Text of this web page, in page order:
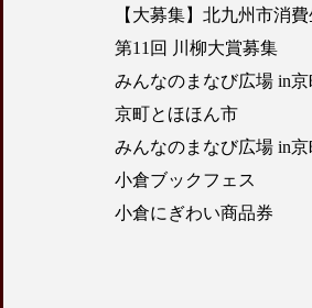
【大募集】北九州市消
第11回 川柳大賞募集
みんなのまなび広場 in京
京町とほほん市
みんなのまなび広場 in京
小倉ブックフェス
小倉にぎわい商品券